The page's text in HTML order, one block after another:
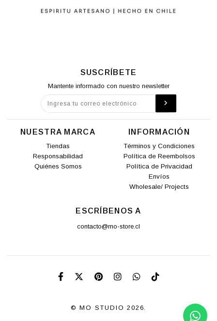
SUSCRÍBETE
Mantente informado con nuestro newsletter
NUESTRA MARCA
Tiendas
Responsabilidad
Quiénes Somos
INFORMACIÓN
Términos y Condiciones
Política de Reembolsos
Política de Privacidad
Envíos
Wholesale/ Projects
ESCRÍBENOS A
contacto@mo-store.cl
© MO STUDIO 2026.